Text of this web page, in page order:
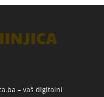
– vaš digitalni